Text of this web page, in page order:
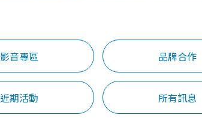
影音專區 品牌合作
近期活動 所有訊息
索幹細胞/
疫細胞
品質保證
技術與認證